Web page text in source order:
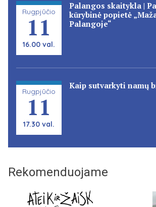
Rugpjūčio
11
16.00 val.
Palangos skaitykla |
kūrybinė popietė
Palangoje“
Rugpjūčio
11
17.30 val.
Kaip sutvarkyti namų
Rekomenduojame